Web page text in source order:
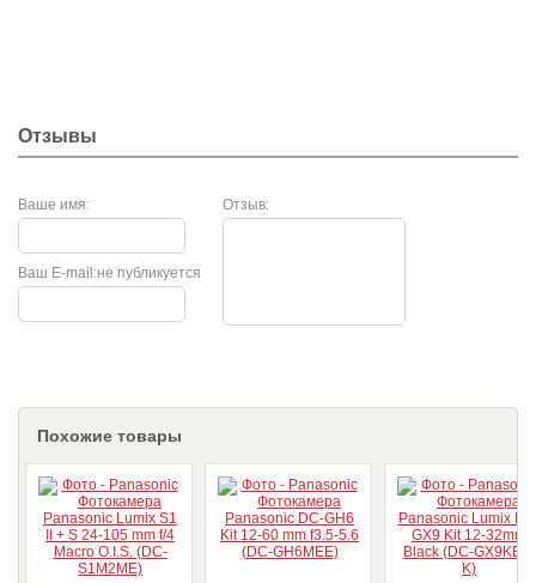
Отзывы
Ваше имя: Отзыв:
не публикуется
Ваш E-mail:
Похожие товары